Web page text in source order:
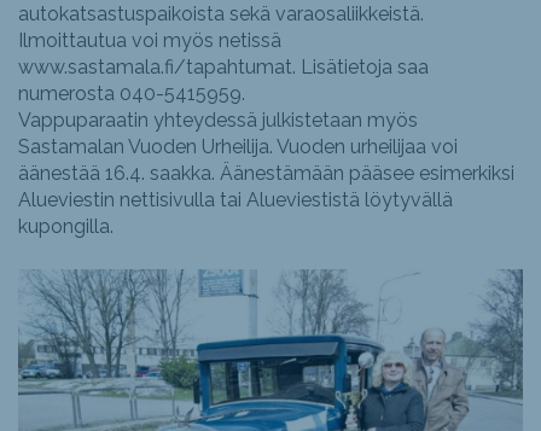
autokatsastuspaikoista sekä varaosaliikkeistä.
Ilmoittautua voi myös netissä
www.sastamala.fi/tapahtumat. Lisätietoja saa
numerosta 040-5415959.
Vappuparaatin yhteydessä julkistetaan myös
Sastamalan Vuoden Urheilija. Vuoden urheilijaa voi
äänestää 16.4. saakka. Äänestämään pääsee esimerkiksi
Alueviestin nettisivulla tai Alueviestistä löytyvällä
kupongilla.